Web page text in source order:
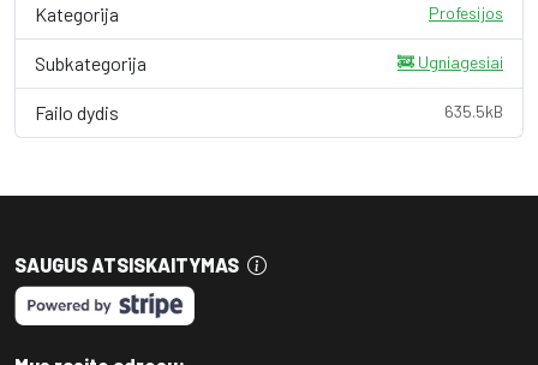
Kategorija Profesijos
Subkategorija 🚒 Ugniagesiai
Failo dydis 635.5kB
SAUGUS ATSISKAITYMAS